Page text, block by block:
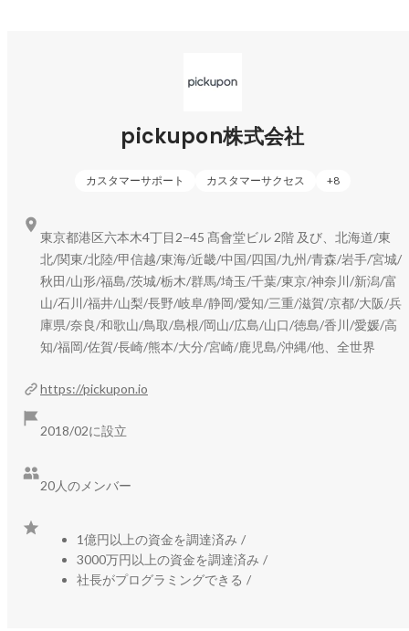
「顧客との会話を、組織の知識に変えるAI」
・電話や商談の会話を解析し
・顧客の課題発言を抽出し
・SFAやチャットツールへ共有します
これにより、顧客の「こまってる。」を
会話から情報が生まれる世界へ。
私たちは、仕事の情報の流れそのものを変えようとしていま
す。
https://pickupon.io/
pickupon株式会社
カスタマーサポート カスタマーサクセス +8
https://pickupon.io
2018/02に設立
20人のメンバー
1億円以上の資金を調達済み /
3000万円以上の資金を調達済み /
社長がプログラミングできる /
東京都港区六本木4丁目2−45 髙會堂ビル 2階 及び、北海道/東
北/関東/北陸/甲信越/東海/近畿/中国/四国/九州/青森/岩手/宮城/
秋田/山形/福島/茨城/栃木/群馬/埼玉/千葉/東京/神奈川/新潟/富
山/石川/福井/山梨/長野/岐阜/静岡/愛知/三重/滋賀/京都/大阪/兵
庫県/奈良/和歌山/鳥取/島根/岡山/広島/山口/徳島/香川/愛媛/高
知/福岡/佐賀/長崎/熊本/大分/宮崎/鹿児島/沖縄/他、全世界